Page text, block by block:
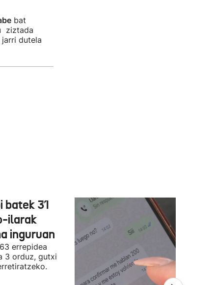
bat
ziztada
dutela
31
ilarak
inguruan
errepidea
3 orduz, gutxi